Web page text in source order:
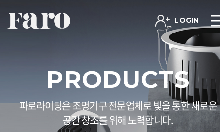
LOGIN
PRODUCTS
파로라이팅은 조명기구 전문업체로 빛을 통한 새로운
공간 창조를 위해 노력합니다.